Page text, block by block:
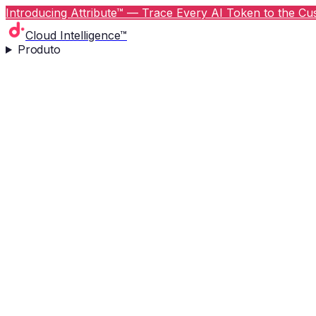
Introducing Attribute™ — Trace Every AI Token to the
Cloud Intelligence™
Produto